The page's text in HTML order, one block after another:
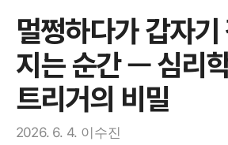
멀쩡하다가 갑자
지는 순간 — 심리
트리거의 비밀
2026. 6. 4. 이수진